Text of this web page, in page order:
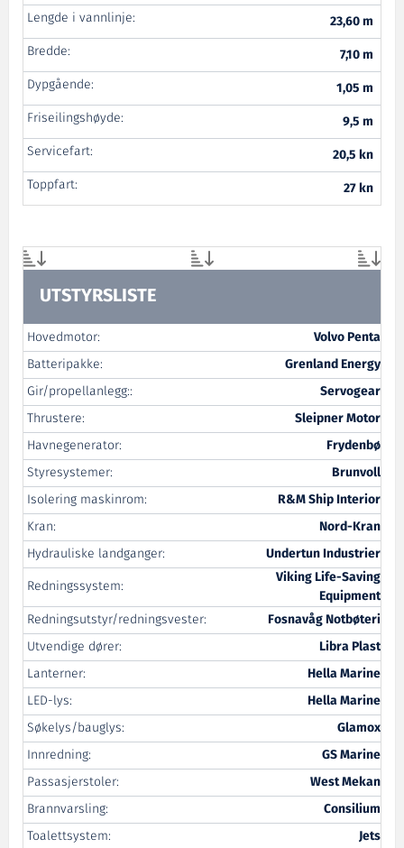
Lengde i vannlinje:
23,60 m
Bredde:
7,10 m
Dypgående:
1,05 m
Friseilingshøyde:
9,5 m
Servicefart:
20,5 kn
Toppfart:
27 kn
UTSTYRSLISTE
Hovedmotor:
Volvo Penta
Batteripakke:
Grenland Energy
Gir/propellanlegg::
Servogear
Thrustere:
Sleipner Motor
Havnegenerator:
Frydenbø
Styresystemer:
Brunvoll
Isolering maskinrom:
R&M Ship Interior
Kran:
Nord-Kran
Hydrauliske landganger:
Undertun Industrier
Redningssystem:
Viking Life-Saving
Equipment
Redningsutstyr/redningsvester:
Fosnavåg Notbøteri
Utvendige dører:
Libra Plast
Lanterner:
Hella Marine
LED-lys:
Hella Marine
Søkelys/bauglys:
Glamox
Innredning:
GS Marine
Passasjerstoler:
West Mekan
Brannvarsling:
Consilium
Toalettsystem:
Jets